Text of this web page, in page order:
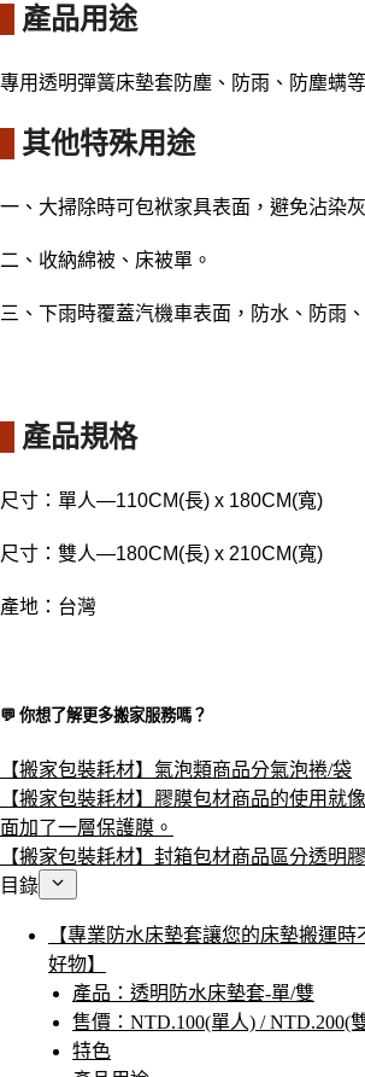
產品用途
專用透明彈簧床墊套防塵、防雨、防塵螨等
其他特殊用途
一、 大掃除時可包袱家具表面，避免沾染灰
二、 收納綿被、床被單。
三、 下雨時覆蓋汽機車表面，防水、防雨
產品規格
尺寸 ： 單人—110CM(長) x 180CM(寬)
尺寸：雙人—180CM(長) x 210CM(寬)
產地 ： 台灣
💬 你想了解更多搬家服務嗎？​
【搬家包裝耗材】氣泡類商品分氣泡捲/袋
【搬家包裝耗材】膠膜包材商品的使用就
面加了一層保護膜。
【搬家包裝耗材】封箱包材商品區分透明
目錄
【專業防水床墊套讓您的床墊搬運
好物】
產品：透明防水床墊套-單/雙
售價：NTD.100(單人) / NTD.200(
特色